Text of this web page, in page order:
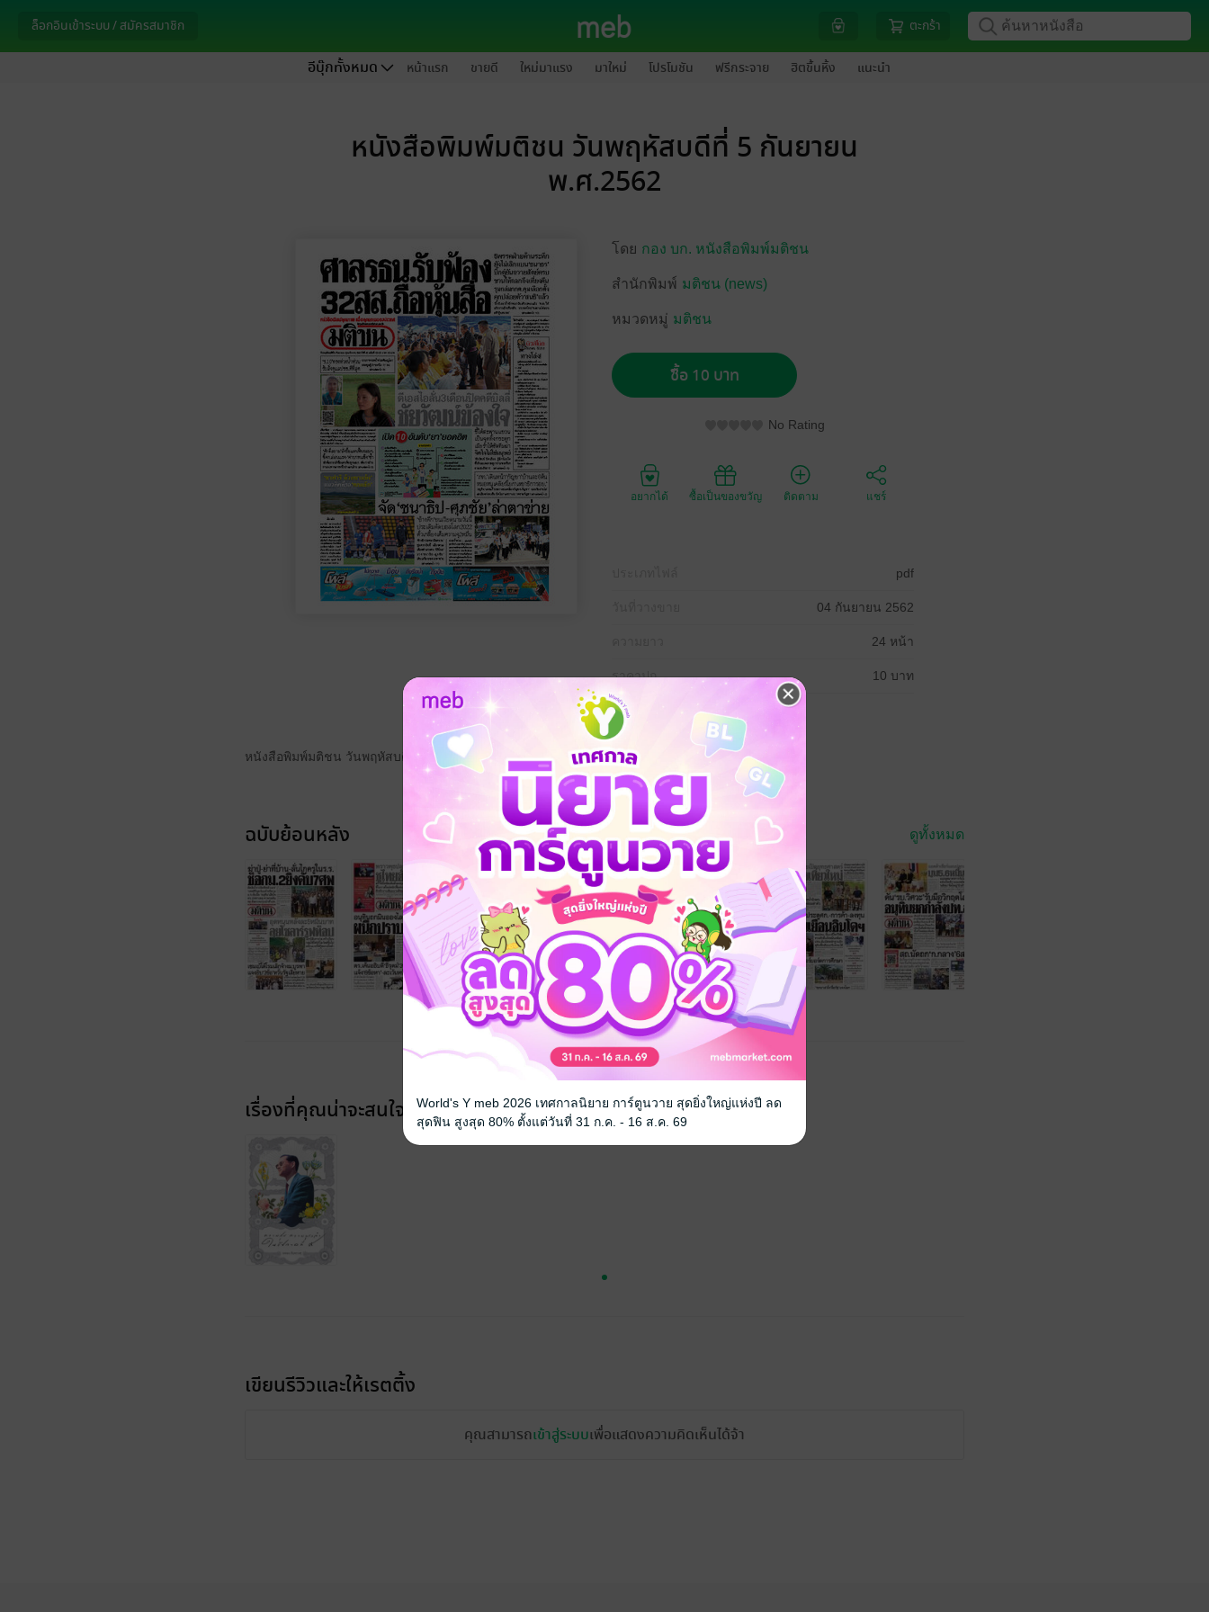
ล็อกอินเข้าระบบ / สมัครสมาชิก ตะกร้า
อีบุ๊กทั้งหมด หน้าแรก ขายดี ใหม่มาแรง มาใหม่ โปรโมชัน ฟรีกระจาย ฮิตขึ้นหิ้ง แนะนำ
หนังสือพิมพ์มติชน วันพฤหัสบดีที่ 5 กันยายน
พ.ศ.2562
โดย กอง บก. หนังสือพิมพ์มติชน
สำนักพิมพ์ มติชน (news)
หมวดหมู่ มติชน
ซื้อ 10 บาท
No Rating
อยากได้ ซื้อเป็นของขวัญ ติดตาม แชร์
pdf
04 กันยายน 2562
24 หน้า
ราคาปก 10 บาท
หนังสือพิมพ์มติชน วันพฤหัสบดีที่ 5 กันยายน พ.ศ.2562
ฉบับย้อนหลัง ดูทั้งหมด
เรื่องที่คุณน่าจะสนใจ
เขียนรีวิวและให้เรตติ้ง
คุณสามารถเข้าสู่ระบบเพื่อแสดงความคิดเห็นได้จ้า
World's Y meb 2026 เทศกาลนิยาย การ์ตูนวาย สุดยิ่งใหญ่แห่งปี ลด
สุดฟิน สูงสุด 80% ตั้งแต่วันที่ 31 ก.ค. - 16 ส.ค. 69